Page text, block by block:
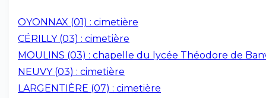
OYONNAX (01) : cimetière
CÉRILLY (03) : cimetière
MOULINS (03) : chapelle du lycée Théodore de
NEUVY (03) : cimetière
LARGENTIÈRE (07) : cimetière